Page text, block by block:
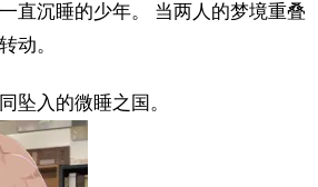
直沉睡的少年。 当两人的梦境重叠
动。
坠入的微睡之国。